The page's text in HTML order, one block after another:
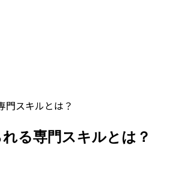
門スキルとは？
る専門スキルとは？